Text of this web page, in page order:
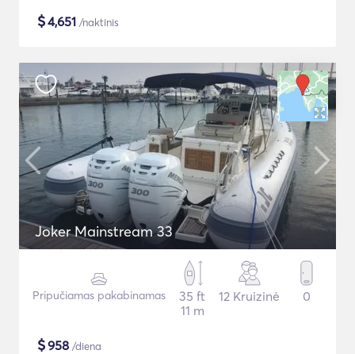
$4,651 /naktinis
Joker Mainstream 33
Pripučiamas pakabinamas
35 ft
11 m
12 Kruizinė 0
$958 /diena